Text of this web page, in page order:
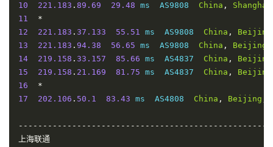
4
103.193 . 131.77 static .xtom.com 103.193 131.77)
5
223.119
6
223.119 . 81.185 29.80 ms  AS58453 China Hong
7
223.120 . 2.125 1.63 ms  AS58453 China , Hong
8
223.120 . 3.198 37.71 ms  AS58453 China ,
9
221.183 . 89.178 30.09 ms  AS9808 China ,
10
221.183
11
221.183 . 89.14 30.78 ms  AS9808 China Shanghai
13
221.183 . 90.218 37.09 ms  AS9808 China ,
14
*
10
221.183 . 89.69 29.48 ms  AS9808 China , Shanghai
11
*
12
221.183 . 37.133 55.51 ms  AS9808 China , Beijing
13
221.183 . 94.38 56.65 ms  AS9808 China , Beijing
14
219.158 . 33.157 85.66 ms  AS4837 China , Beijing
15
219.158 . 21.169 81.75 ms  AS4837 China , Beijing
16
*
17
202.106 . 50.1 83.43 ms  AS4808 China , Beijing
上海联通